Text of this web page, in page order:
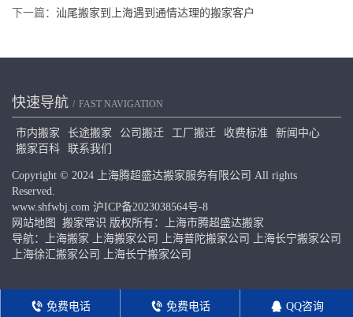
下一篇： 汕尾搬家到上海遇到通情达理的搬家客户
快速导航 FAST NAVIGATION
市内搬家 长途搬家 公司搬迁 工厂搬迁 收费标准
新闻中心
搬家百科
联系我们
Copyright © 2024 上海腾超盛达搬家服务有限公司 All rights
Reserved.
www.shfwbj.com 沪ICP备2023038564号-8
网站地图
搬家常识 版权所有：上海市腾超盛达搬家
导航：
上海搬家 上海搬家公司 上海普陀搬家公司
上海长宁搬家公司
上海徐汇搬家公司
上海长宁搬家公司
免费电话 免费电话 QQ咨询